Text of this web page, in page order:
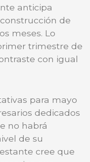
anticipa
de
meses. Lo
trimestre de
con igual
para mayo
dedicados
no habrá
de su
cree que